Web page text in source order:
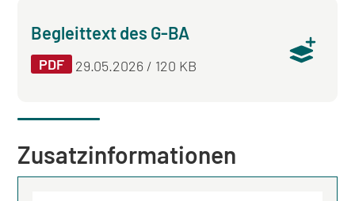
Begleittext des G-BA
PDF 29.05.2026 / 120 KB
Zusatzinformationen